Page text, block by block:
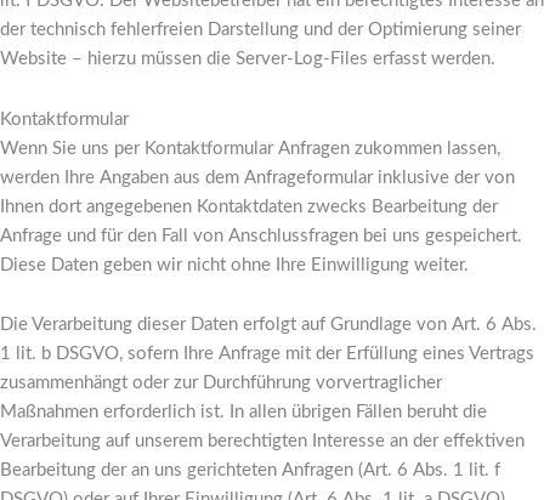
der technisch fehlerfreien Darstellung und der Optimierung seiner
Website – hierzu müssen die Server-Log-Files erfasst werden.
Kontaktformular
Wenn Sie uns per Kontaktformular Anfragen zukommen lassen,
werden Ihre Angaben aus dem Anfrageformular inklusive der von
Ihnen dort angegebenen Kontaktdaten zwecks Bearbeitung der
Anfrage und für den Fall von Anschlussfragen bei uns gespeichert.
Diese Daten geben wir nicht ohne Ihre Einwilligung weiter.
Die Verarbeitung dieser Daten erfolgt auf Grundlage von Art. 6 Abs.
1 lit. b DSGVO, sofern Ihre Anfrage mit der Erfüllung eines Vertrags
zusammenhängt oder zur Durchführung vorvertraglicher
Maßnahmen erforderlich ist. In allen übrigen Fällen beruht die
Verarbeitung auf unserem berechtigten Interesse an der effektiven
Bearbeitung der an uns gerichteten Anfragen (Art. 6 Abs. 1 lit. f